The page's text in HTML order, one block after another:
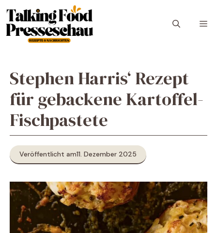
Inhalt
springen
Stephen Harris‘ Rezept
für gebackene Kartoffel-
Fischpastete
Veröffentlicht am11. Dezember 2025